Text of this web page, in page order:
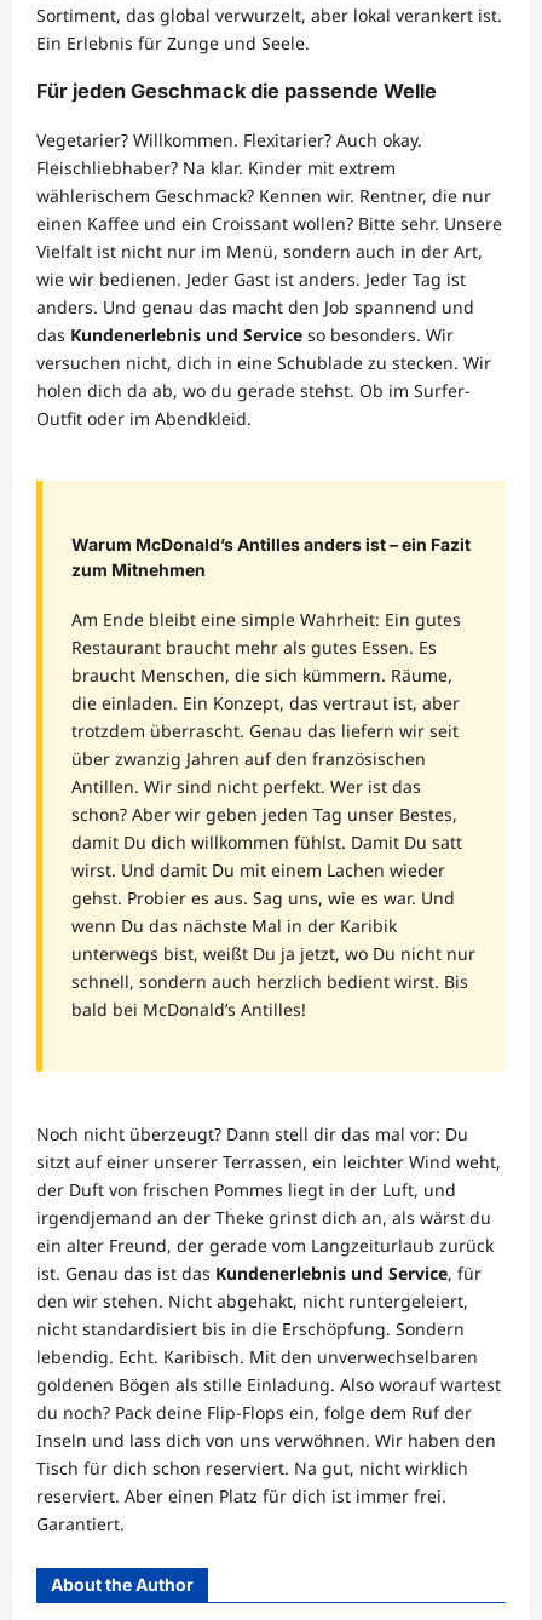
Sortiment, das global verwurzelt, aber lokal verankert ist.
Ein Erlebnis für Zunge und Seele.
Für jeden Geschmack die passende Welle
Vegetarier? Willkommen. Flexitarier? Auch okay.
Fleischliebhaber? Na klar. Kinder mit extrem
wählerischem Geschmack? Kennen wir. Rentner, die nur
einen Kaffee und ein Croissant wollen? Bitte sehr. Unsere
Vielfalt ist nicht nur im Menü, sondern auch in der Art,
wie wir bedienen. Jeder Gast ist anders. Jeder Tag ist
anders. Und genau das macht den Job spannend und
das Kundenerlebnis und Service so besonders. Wir
versuchen nicht, dich in eine Schublade zu stecken. Wir
holen dich da ab, wo du gerade stehst. Ob im Surfer-
Outfit oder im Abendkleid.
Warum McDonald’s Antilles anders ist – ein Fazit
zum Mitnehmen
Am Ende bleibt eine simple Wahrheit: Ein gutes
Restaurant braucht mehr als gutes Essen. Es
braucht Menschen, die sich kümmern. Räume,
die einladen. Ein Konzept, das vertraut ist, aber
trotzdem überrascht. Genau das liefern wir seit
über zwanzig Jahren auf den französischen
Antillen. Wir sind nicht perfekt. Wer ist das
schon? Aber wir geben jeden Tag unser Bestes,
damit Du dich willkommen fühlst. Damit Du satt
wirst. Und damit Du mit einem Lachen wieder
gehst. Probier es aus. Sag uns, wie es war. Und
wenn Du das nächste Mal in der Karibik
unterwegs bist, weißt Du ja jetzt, wo Du nicht nur
schnell, sondern auch herzlich bedient wirst. Bis
bald bei McDonald’s Antilles!
Noch nicht überzeugt? Dann stell dir das mal vor: Du
sitzt auf einer unserer Terrassen, ein leichter Wind weht,
der Duft von frischen Pommes liegt in der Luft, und
irgendjemand an der Theke grinst dich an, als wärst du
ein alter Freund, der gerade vom Langzeiturlaub zurück
ist. Genau das ist das Kundenerlebnis und Service, für
den wir stehen. Nicht abgehakt, nicht runtergeleiert,
nicht standardisiert bis in die Erschöpfung. Sondern
lebendig. Echt. Karibisch. Mit den unverwechselbaren
goldenen Bögen als stille Einladung. Also worauf wartest
du noch? Pack deine Flip-Flops ein, folge dem Ruf der
Inseln und lass dich von uns verwöhnen. Wir haben den
Tisch für dich schon reserviert. Na gut, nicht wirklich
reserviert. Aber einen Platz für dich ist immer frei.
Garantiert.
About the Author